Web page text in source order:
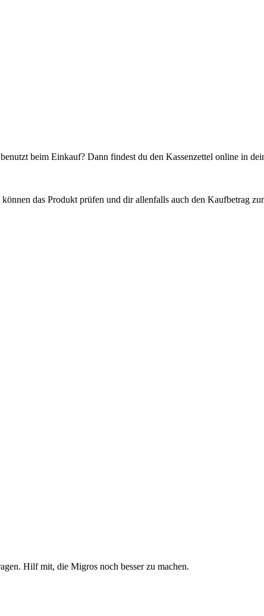
beim Einkauf? Dann findest du den Kassenzettel online in
das Produkt prüfen und dir allenfalls auch den Kaufbetrag
Hilf mit, die Migros noch besser zu machen.